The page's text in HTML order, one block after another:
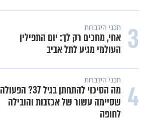
3 תכני הידברות
אחי, מחכים רק לך: יום התפילין
העולמי מגיע לתל אביב
4 תכני הידברות
מה הסיכוי להתחתן בגיל 37? הפעולה
שסיימה עשור של אכזבות והובילה
לחופה